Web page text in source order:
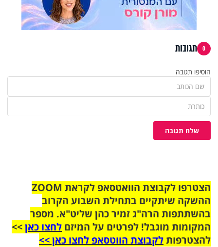
0 תגובות
הוסיפו תגובה
שלח תגובה
הצטרפו לקבוצת הוואטסאפ לקראת ZOOM
ההשקה שיתקיים בתחילת השבוע הקרוב
בהשתתפות הרה"ג זמיר כהן שליט"א. מספר
המקומות מוגבל! לפרטים על המיזם לחצו כאן>>
להצטרפותלקבוצת הווטסאפ לחצו כאן >>